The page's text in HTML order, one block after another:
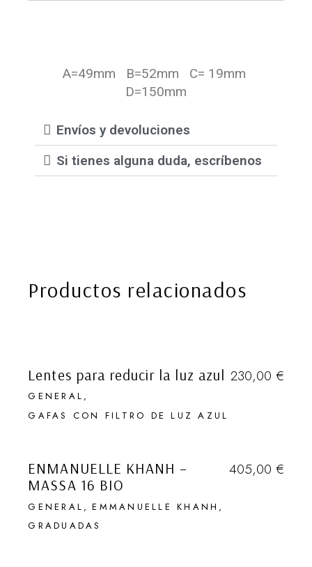
A=49mm B=52mm C= 19mm
D=150mm
Envíos y devoluciones
Si tienes alguna duda, escríbenos
Productos relacionados
Lentes para reducir la luz azul
GENERAL
GAFAS CON FILTRO DE LUZ AZUL
230,00 €
ENMANUELLE KHANH –
MASSA 16 BIO
GENERAL
EMMANUELLE KHANH
GRADUADAS
405,00 €
HABLAMOS (1 VEZ AL MES) DE
DESCUBRIMIENTOS EN GENERAL,
DE LUGARES SECRETOS, DE
TODO TIPO. TAMBIÉN DE GAFAS.
Que quede entre
nosotros …